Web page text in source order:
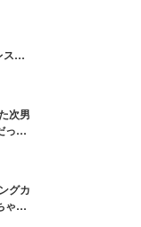
持
次男
っ
グカ
ゃん